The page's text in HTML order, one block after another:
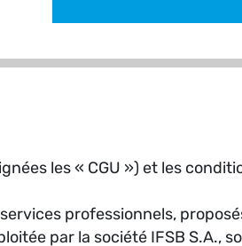
les « CGU ») et les
professionnels,
par la société IFSB S.A.,